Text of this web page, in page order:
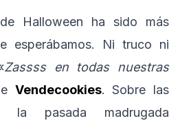
Halloween ha sido más
esperábamos. Ni truco ni
Zassss en todas nuestras
Vendecookies. Sobre las
pasada madrugada